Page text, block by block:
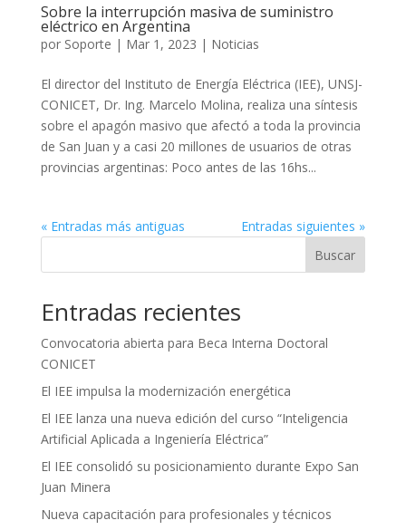
Sobre la interrupción masiva de suministro
eléctrico en Argentina
por Soporte | Mar 1, 2023 | Noticias
El director del Instituto de Energía Eléctrica (IEE), UNSJ-
CONICET, Dr. Ing. Marcelo Molina, realiza una síntesis
sobre el apagón masivo que afectó a toda la provincia
de San Juan y a casi 20 millones de usuarios de otras
provincias argentinas: Poco antes de las 16hs...
« Entradas más antiguas
Entradas siguientes »
Buscar
Entradas recientes
Convocatoria abierta para Beca Interna Doctoral
CONICET
El IEE impulsa la modernización energética
El IEE lanza una nueva edición del curso “Inteligencia
Artificial Aplicada a Ingeniería Eléctrica”
El IEE consolidó su posicionamiento durante Expo San
Juan Minera
Nueva capacitación para profesionales y técnicos